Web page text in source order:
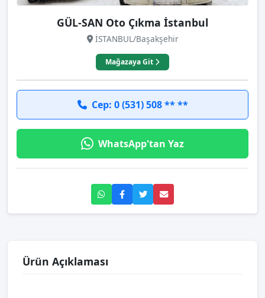
GÜL-SAN Oto Çıkma İstanbul
İSTANBUL/Başakşehir
Mağazaya Git
Cep: 0 (531) 508 ** **
WhatsApp'tan Yaz
Ürün Açıklaması